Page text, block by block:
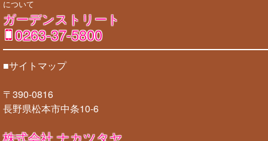
について
ガーデンストリート
0263-37-5800
■サイトマップ
〒390-0816
長野県松本市中条10-6
株式会社 ナカツタヤ